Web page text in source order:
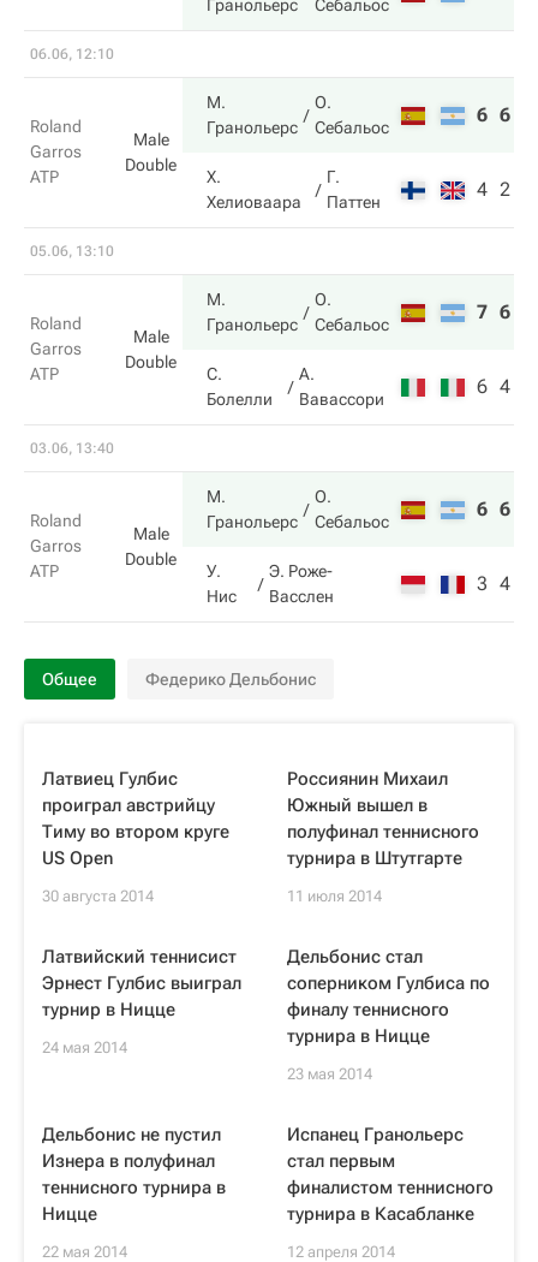
Гранольерс Себальос
06.06, 12:10
Roland
Garros
ATP
Male
Double
М.
Гранольерс
О.
Себальос
6 6
Х.
Хелиоваара
Г.
Паттен
4 2
05.06, 13:10
Roland
Garros
ATP
Male
Double
М.
Гранольерс
О.
Себальос
7 6
С.
Болелли
А.
Вавассори
6 4
03.06, 13:40
Roland
Garros
ATP
Male
Double
М.
Гранольерс
О.
Себальос
6 6
У.
Нис
Э. Роже-
Васслен
3 4
Общее Федерико Дельбонис
Латвиец Гулбис
проиграл австрийцу
Тиму во втором круге
US Open
30 августа 2014
Россиянин Михаил
Южный вышел в
полуфинал теннисного
турнира в Штутгарте
11 июля 2014
Латвийский теннисист
Эрнест Гулбис выиграл
турнир в Ницце
24 мая 2014
Дельбонис стал
соперником Гулбиса по
финалу теннисного
турнира в Ницце
23 мая 2014
Дельбонис не пустил
Изнера в полуфинал
теннисного турнира в
Ницце
22 мая 2014
Испанец Гранольерс
стал первым
финалистом теннисного
турнира в Касабланке
12 апреля 2014